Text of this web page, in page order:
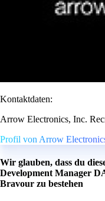
Kontaktdaten:
Arrow Electronics, Inc.
Profil von Arrow
Wir glauben, dass du
Development Manager
Bravour zu bestehen